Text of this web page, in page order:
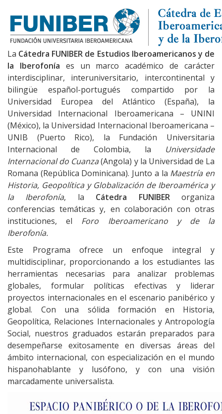
La Cátedra FUNIBER de Estudios Iberoamericanos y de
la Iberofonía es un marco académico de carácter
interdisciplinar, interuniversitario, intercontinental y
bilingüe español-portugués compartido por la
Universidad Europea del Atlántico (España), la
Universidad Internacional Iberoamericana – UNINI
(México), la Universidad Internacional Iberoamericana –
UNIB (Puerto Rico), la Fundación Universitaria
Internacional de Colombia, la Universidade
Internacional do Cuanza(Angola) y la Universidad de La
Romana (República Dominicana). Junto a la Maestría en
Historia, Geopolítica y Globalización de Iberoamérica y
la Iberofonía, la Cátedra FUNIBERorganiza
conferencias temáticas y, en colaboración con otras
instituciones, el Foro Iberoamericano y de la
Iberofonía.
Este Programa ofrece un enfoque integral y
multidisciplinar, proporcionando a los estudiantes las
herramientas necesarias para analizar problemas
globales, formular políticas efectivas y liderar
proyectos internacionales en el escenario panibérico y
global. Con una sólida formación en Historia,
Geopolítica, Relaciones Internacionales y Antropología
Social, nuestros graduados estarán preparados para
desempeñarse exitosamente en diversas áreas del
ámbito internacional, con especialización en el mundo
hispanohablante y lusófono, y con una visión
marcadamente universalista.